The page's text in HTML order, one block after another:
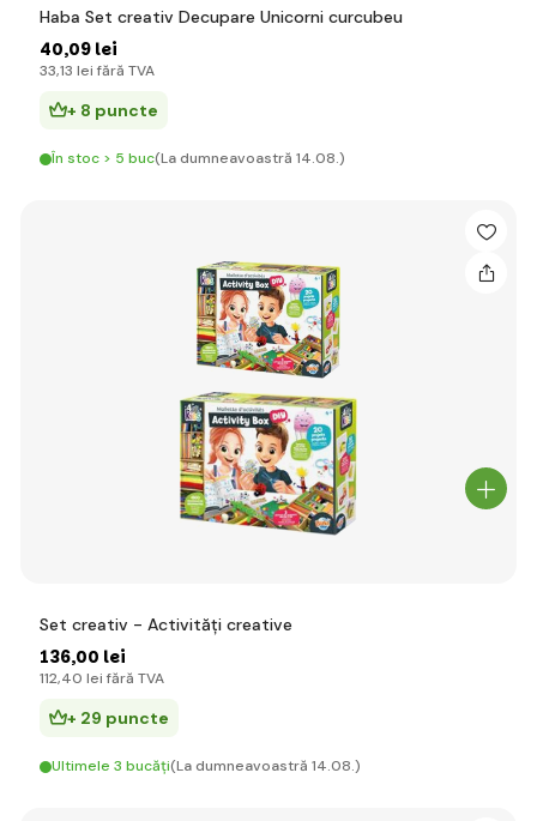
Haba Set creativ Decupare Unicorni curcubeu
40,09 lei
33,13 lei fără TVA
+ 8 puncte
În stoc > 5 buc(La dumneavoastră 14.08.)
Set creativ - Activități creative
136,00 lei
112,40 lei fără TVA
+ 29 puncte
Ultimele 3 bucăți(La dumneavoastră 14.08.)